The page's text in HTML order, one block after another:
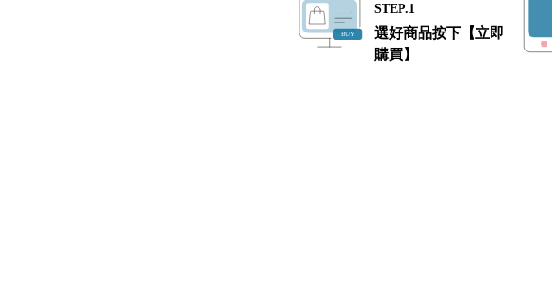
STEP.1
選好商品按下【立即
購買】